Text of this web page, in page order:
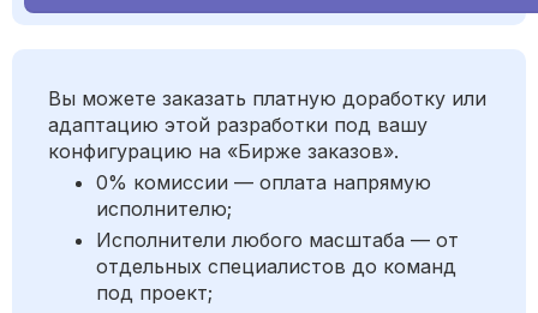
Вы можете заказать платную доработку или
адаптацию этой разработки под вашу
конфигурацию на «Бирже заказов».
0% комиссии — оплата напрямую
исполнителю;
Исполнители любого масштаба — от
отдельных специалистов до команд
под проект;